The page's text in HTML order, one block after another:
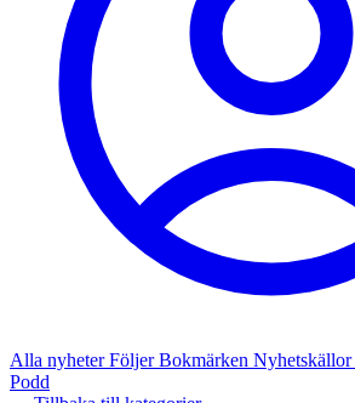
Alla nyheterFöljerBokmärken Nyhetskällor
Podd